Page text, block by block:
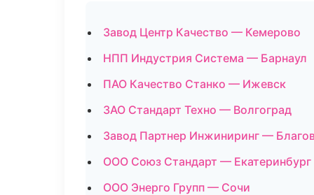
Завод Центр Качество — Кемерово
НПП Индустрия Система — Барнаул
ПАО Качество Станко — Ижевск
ЗАО Стандарт Техно — Волгоград
Завод Партнер Инжиниринг —
ООО Союз Стандарт — Екатеринбург
ООО Энерго Групп — Сочи